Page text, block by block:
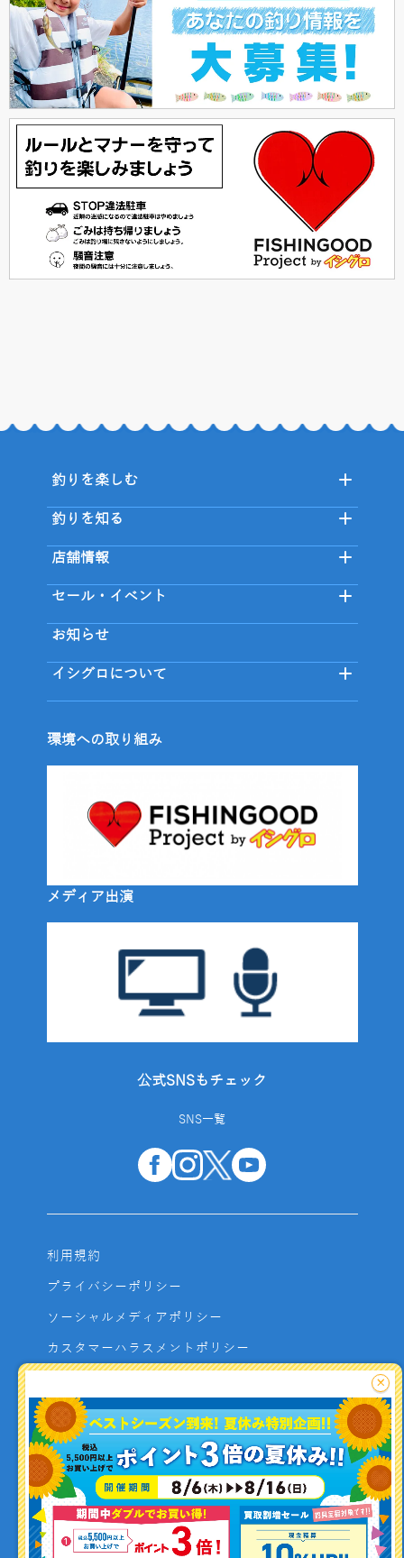
釣り情報を
投稿する
釣りを楽しむ
釣りを知る
店舗情報
セール・イベント
お知らせ
イシグロについて
環境への取り組み
メディア出演
公式SNSもチェック
SNS一覧
利用規約
プライバシーポリシー
ソーシャルメディアポリシー
カスタマーハラスメントポリシー
よくあるご質問
お問い合わせ
利用者資金の保全方法
×